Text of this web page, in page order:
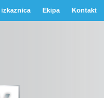
izkaznica Ekipa Kontakt